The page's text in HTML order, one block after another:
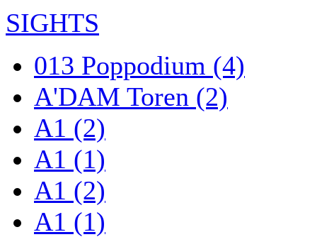
SIGHTS
013 Poppodium (4)
A'DAM Toren (2)
A1 (2)
A1 (1)
A1 (2)
A1 (1)